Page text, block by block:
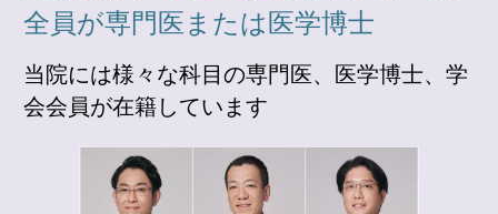
全員が専門医または医学博士
当院には様々な科目の専門医、医学博士、学
会会員が在籍しています